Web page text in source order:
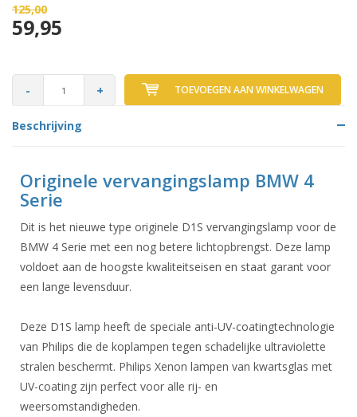
125,00
59,95
- + TOEVOEGEN AAN WINKELWAGEN
Beschrijving
Originele vervangingslamp BMW 4
Serie
Dit is het nieuwe type originele D1S vervangingslamp voor de
BMW 4 Serie met een nog betere lichtopbrengst. Deze lamp
voldoet aan de hoogste kwaliteitseisen en staat garant voor
een lange levensduur.
Deze D1S lamp heeft de speciale anti-UV-coatingtechnologie
van Philips die de koplampen tegen schadelijke ultraviolette
stralen beschermt. Philips Xenon lampen van kwartsglas met
UV-coating zijn perfect voor alle rij- en
weersomstandigheden.